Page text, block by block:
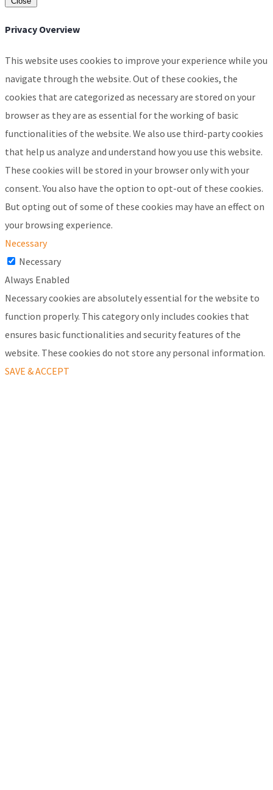
Privacy Overview
This website uses cookies to improve your experience while you
navigate through the website. Out of these cookies, the
cookies that are categorized as necessary are stored on your
browser as they are as essential for the working of basic
functionalities of the website. We also use third-party cookies
that help us analyze and understand how you use this website.
These cookies will be stored in your browser only with your
consent. You also have the option to opt-out of these cookies.
But opting out of some of these cookies may have an effect on
your browsing experience.
Necessary
Necessary
Always Enabled
Necessary cookies are absolutely essential for the website to
function properly. This category only includes cookies that
ensures basic functionalities and security features of the
website. These cookies do not store any personal information.
SAVE & ACCEPT